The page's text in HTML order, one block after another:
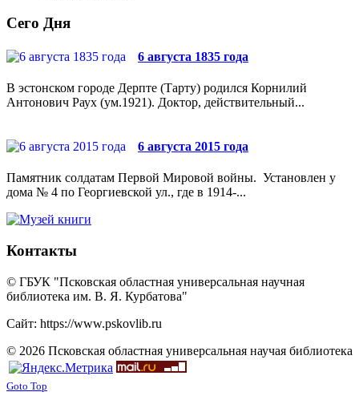
Сего Дня
6 августа 1835 года
В эстонском городе Дерпте (Тарту) родился Корнилий
Антонович Раух (ум.1921). Доктор, действительный...
6 августа 2015 года
Памятник солдатам Первой Мировой войны. Установлен у
дома № 4 по Георгиевской ул., где в 1914-...
Контакты
© ГБУК "Псковская областная универсальная научная
библиотека им. В. Я. Курбатова"
Сайт: https://www.pskovlib.ru
© 2026 Псковская областная универсальная научая библиотека
Goto Top